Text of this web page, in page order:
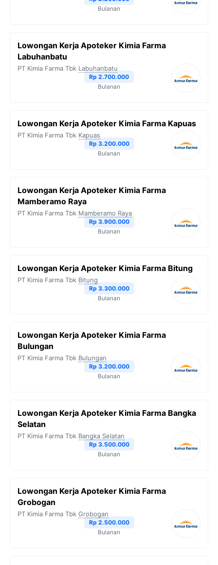
k
Bulanan
Lowongan Kerja Apoteker Kimia Farma
Labuhanbatu
PT Kimia Farma Tbk Labuhanbatu
Rp 2.700.000
Bulanan
Lowongan Kerja Apoteker Kimia Farma Kapuas
PT Kimia Farma Tbk Kapuas
Rp 3.200.000
Bulanan
Lowongan Kerja Apoteker Kimia Farma
Mamberamo Raya
PT Kimia Farma Tbk Mamberamo Raya
Rp 3.900.000
Bulanan
Lowongan Kerja Apoteker Kimia Farma Bitung
PT Kimia Farma Tbk Bitung
Rp 3.300.000
Bulanan
Lowongan Kerja Apoteker Kimia Farma
Bulungan
PT Kimia Farma Tbk Bulungan
Rp 3.200.000
Bulanan
Lowongan Kerja Apoteker Kimia Farma Bangka
Selatan
PT Kimia Farma Tbk Bangka Selatan
Rp 3.500.000
Bulanan
Lowongan Kerja Apoteker Kimia Farma
Grobogan
PT Kimia Farma Tbk Grobogan
Rp 2.500.000
Bulanan